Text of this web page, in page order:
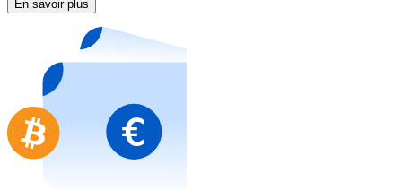
Nouveau
Achetez des cartes-cadeaux de vos marques
Aller à la boutique de cartes-cadeaux
En savoir plus